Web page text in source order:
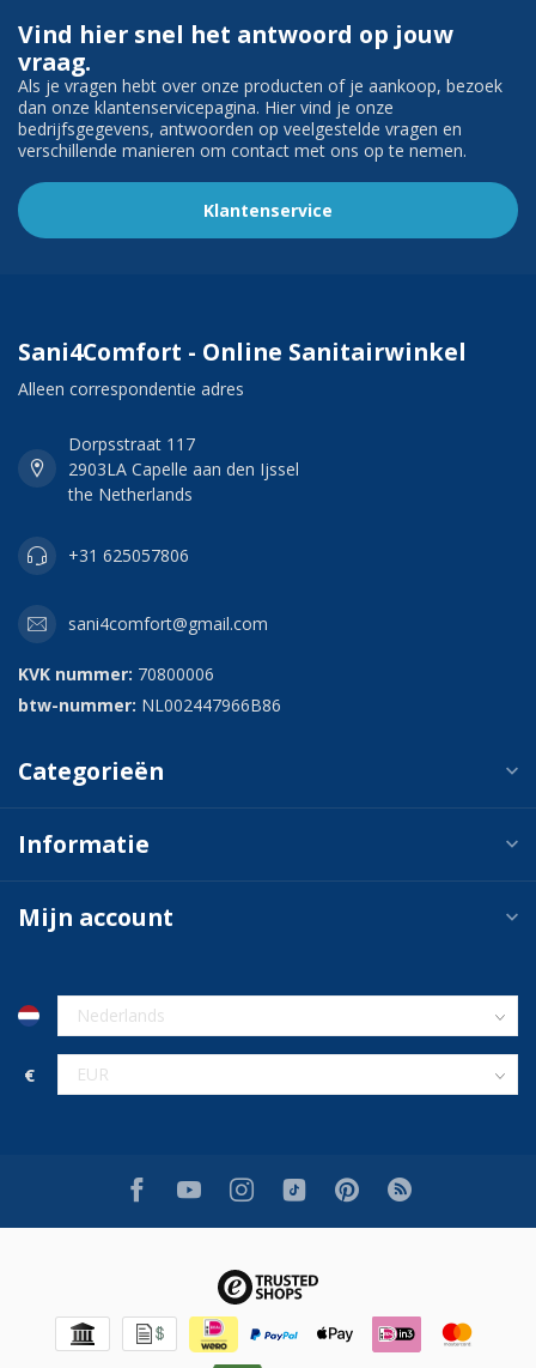
Vind hier snel het antwoord op jouw
vraag.
Als je vragen hebt over onze producten of je aankoop, bezoek
dan onze klantenservicepagina. Hier vind je onze
bedrijfsgegevens, antwoorden op veelgestelde vragen en
verschillende manieren om contact met ons op te nemen.
Klantenservice
Sani4Comfort - Online Sanitairwinkel
Alleen correspondentie adres
Dorpsstraat 117
2903LA Capelle aan den Ijssel
the Netherlands
+31 625057806
sani4comfort@gmail.com
KVK nummer: 70800006
btw-nummer: NL002447966B86
Categorieën
Informatie
Mijn account
€